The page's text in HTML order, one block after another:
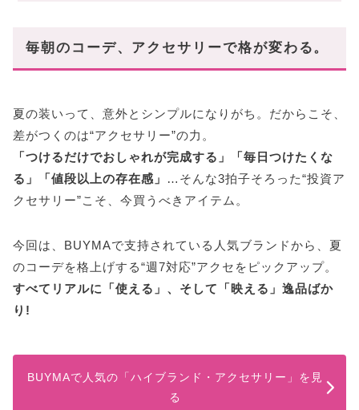
7. Cartier(カルティエ)
まとめ
毎朝のコーデ、アクセサリーで格が変わる。
夏の装いって、意外とシンプルになりがち。だからこそ、
差がつくのは“アクセサリー”の力。
「つけるだけでおしゃれが完成する」「毎日つけたくな
る」「値段以上の存在感」
…そんな3拍子そろった“投資ア
クセサリー”こそ、今買うべきアイテム。
今回は、BUYMAで支持されている人気ブランドから、夏
のコーデを格上げする“週7対応”アクセをピックアップ。
すべてリアルに「使える」、そして「映える」逸品ばか
り!
BUYMAで人気の「ハイブランド・アクセサリー」を見
る